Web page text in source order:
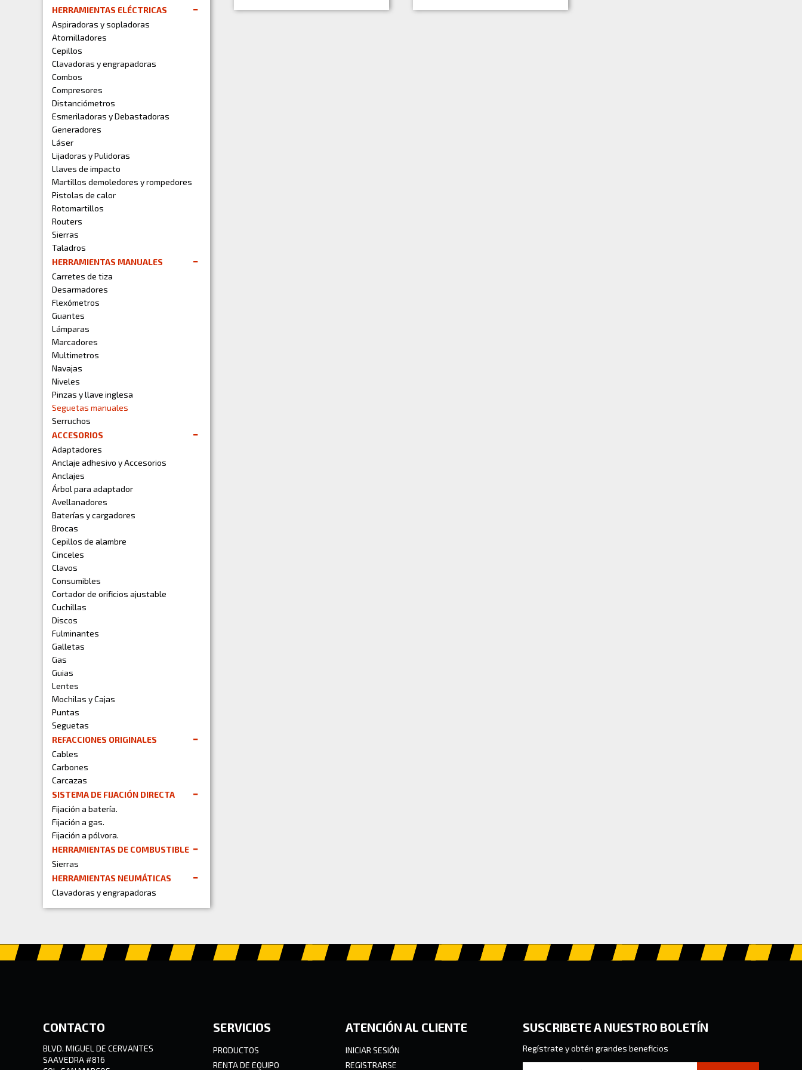
HERRAMIENTAS ELÉCTRICAS
Aspiradoras y sopladoras
Atornilladores
Cepillos
Clavadoras y engrapadoras
Combos
Compresores
Distanciómetros
Esmeriladoras y Debastadoras
Generadores
Láser
Lijadoras y Pulidoras
Llaves de impacto
Martillos demoledores y rompedores
Pistolas de calor
Rotomartillos
Routers
Sierras
Taladros
HERRAMIENTAS MANUALES
Carretes de tiza
Desarmadores
Flexómetros
Guantes
Lámparas
Marcadores
Multimetros
Navajas
Niveles
Pinzas y llave inglesa
Seguetas manuales
Serruchos
ACCESORIOS
Adaptadores
Anclaje adhesivo y Accesorios
Anclajes
Árbol para adaptador
Avellanadores
Baterías y cargadores
Brocas
Cepillos de alambre
Cinceles
Clavos
Consumibles
Cortador de orificios ajustable
Cuchillas
Discos
Fulminantes
Galletas
Gas
Guias
Lentes
Mochilas y Cajas
Puntas
Seguetas
REFACCIONES ORIGINALES
Cables
Carbones
Carcazas
SISTEMA DE FIJACIÓN DIRECTA
Fijación a batería.
Fijación a gas.
Fijación a pólvora.
HERRAMIENTAS DE COMBUSTIBLE
Sierras
HERRAMIENTAS NEUMÁTICAS
Clavadoras y engrapadoras
CONTACTO
BLVD. MIGUEL DE CERVANTES
SAAVEDRA #816
SERVICIOS
PRODUCTOS
RENTA DE EQUIPO
ATENCIÓN AL CLIENTE
INICIAR SESIÓN
REGISTRARSE
SUSCRIBETE A NUESTRO BOLETÍN
Regístrate y obtén grandes beneficios